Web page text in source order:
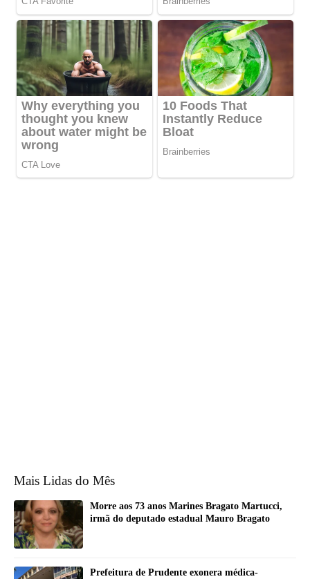
Mais Lidas do Mês
Morre aos 73 anos Marines Bragato Martucci,
irmã do deputado estadual Mauro Bragato
Prefeitura de Prudente exonera médica-